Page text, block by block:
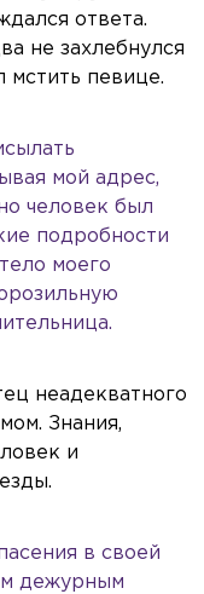
ответа.
не захлебнулся
мстить певице.
мой адрес,
человек был
подробности
моего
неадекватного
Знания,
и
в своей
дежурным